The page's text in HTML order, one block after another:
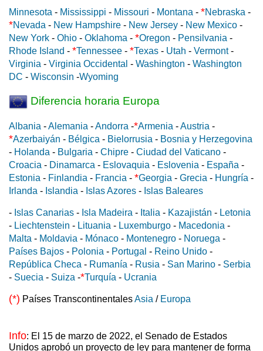
Minnesota - Mississippi - Missouri - Montana - *Nebraska -
*Nevada - New Hampshire - New Jersey - New Mexico -
New York - Ohio - Oklahoma - *Oregon - Pensilvania -
Rhode Island - *Tennessee - *Texas - Utah - Vermont-
Virginia - Virginia Occidental - Washington - Washington
DC - Wisconsin -Wyoming
Diferencia horaria Europa
Albania -Alemania -Andorra -*Armenia -Austria -
*Azerbaiyán - Bélgica - Bielorrusia - Bosnia y Herzegovina
- Holanda - Bulgaria - Chipre - Ciudad del Vaticano -
Croacia - Dinamarca - Eslovaquia - Eslovenia - España -
Estonia - Finlandia - Francia - *Georgia - Grecia - Hungría -
Irlanda - Islandia - Islas Azores - Islas Baleares
- Islas Canarias - Isla Madeira - Italia - Kazajistán - Letonia
- Liechtenstein - Lituania - Luxemburgo - Macedonia -
Malta - Moldavia - Mónaco - Montenegro - Noruega -
Países Bajos - Polonia - Portugal - Reino Unido -
República Checa - Rumanía - Rusia - San Marino - Serbia
- Suecia - Suiza -*Turquía - Ucrania
(*) Países TranscontinentalesAsia / Europa
Info: El 15 de marzo de 2022, el Senado de Estados
Unidos aprobó un proyecto de ley para mantener de forma